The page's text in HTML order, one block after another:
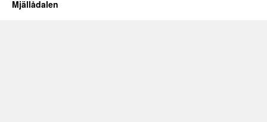
Mjällådalen